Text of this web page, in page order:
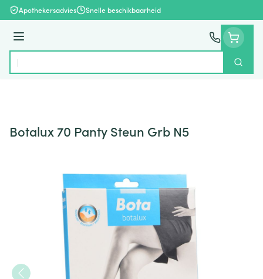
Ga naar de inhoud
Apothekersadvies Snelle beschikbaarheid
Menu
Product, merk, categorie...
Zoek
Botalux 70 Panty Steun Grb N5